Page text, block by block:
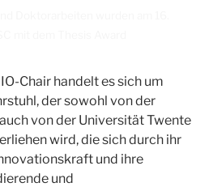
Chair handelt es sich um
der sowohl von der
von der Universität Twente
wird, die sich durch ihr
und ihre
und